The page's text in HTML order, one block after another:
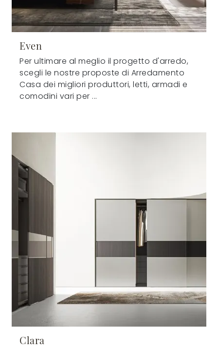
Even
Per ultimare al meglio il progetto d'arredo,
scegli le nostre proposte di Arredamento
Casa dei migliori produttori, letti, armadi e
comodini vari per ...
Clara